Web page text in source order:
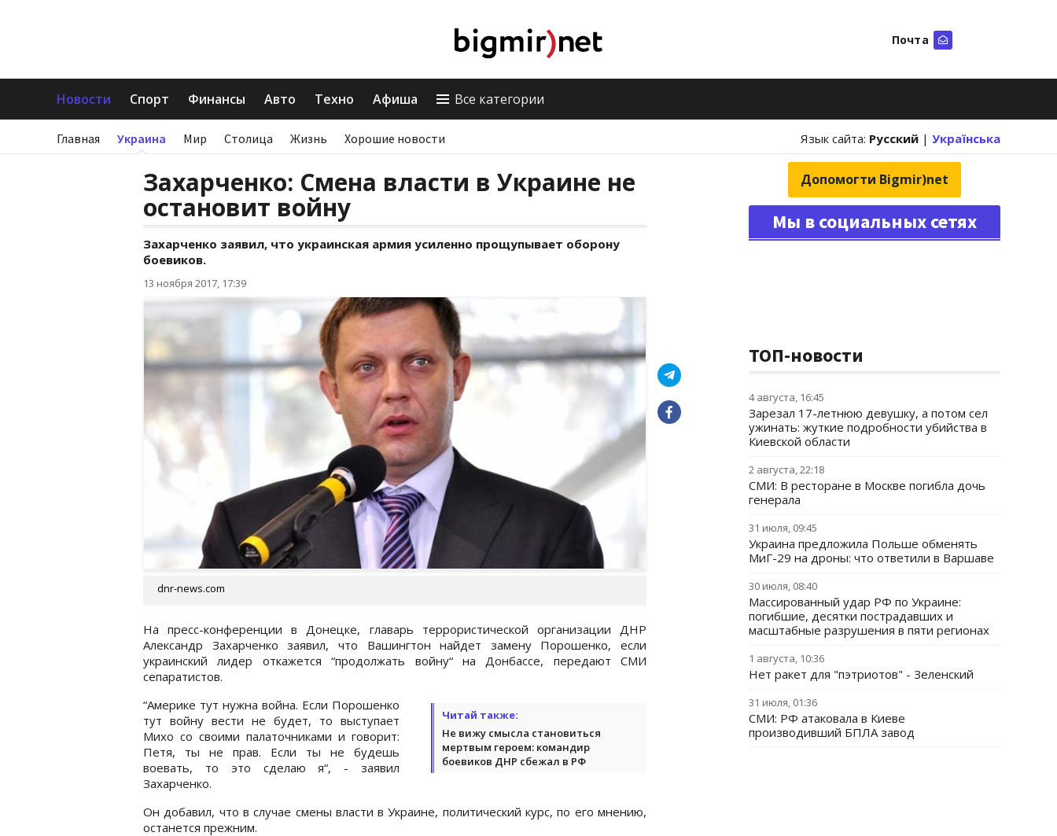
Почта
Новости Спорт Финансы Авто Техно Афиша Все категории
Главная Украина Мир Столица Жизнь Хорошие новости Язык сайта: Русский | Українська
Захарченко: Смена власти в Украине не
остановит войну
Захарченко заявил, что украинская армия усиленно прощупывает оборону
боевиков.
13 ноября 2017, 17:39
dnr-news.com
На пресс-конференции в Донецке, главарь террористической организации ДНР
Александр Захарченко заявил, что Вашингтон найдет замену Порошенко, если
украинский лидер откажется “продолжать войну“ на Донбассе, передают СМИ
сепаратистов.
Читай также:
Не вижу смысла становиться
мертвым героем: командир
боевиков ДНР сбежал в РФ
“Америке тут нужна война. Если Порошенко
тут войну вести не будет, то выступает
Михо со своими палаточниками и говорит:
Петя, ты не прав. Если ты не будешь
воевать, то это сделаю я“, - заявил
Захарченко.
Он добавил, что в случае смены власти в Украине, политический курс, по его мнению,
останется прежним.
Допомогти Bigmir)net
Мы в социальных сетях
ТОП-новости
4 августа, 16:45
Зарезал 17-летнюю девушку, а потом сел
ужинать: жуткие подробности убийства в
Киевской области
2 августа, 22:18
СМИ: В ресторане в Москве погибла дочь
генерала
31 июля, 09:45
Украина предложила Польше обменять
МиГ-29 на дроны: что ответили в Варшаве
30 июля, 08:40
Массированный удар РФ по Украине:
погибшие, десятки пострадавших и
масштабные разрушения в пяти регионах
1 августа, 10:36
Нет ракет для "пэтриотов" - Зеленский
31 июля, 01:36
СМИ: РФ атаковала в Киеве
производивший БПЛА завод